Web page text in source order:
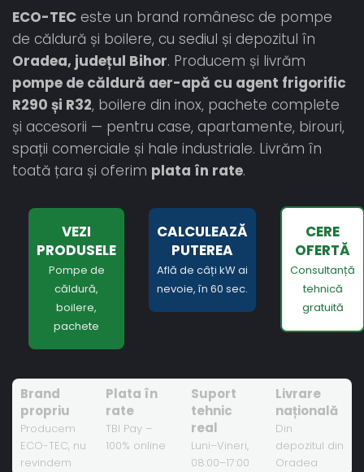
ECO-TEC este un brand românesc de pompe
de căldură și boilere, cu sediul și depozitul în
Oradea, județul Bihor. Producem și livrăm
pompe de căldură aer-apă cu agent frigorific
R290 și R32, boilere din inox, pachete complete
și accesorii — pentru case, apartamente, birouri,
spații comerciale și hale industriale. Livrăm în
toată țara și oferim plata în rate.
VEZI
PRODUSELE
Pompe de
căldură,
boilere,
pachete
CALCULEAZĂ
PUTEREA
Află de câți kW ai
nevoie, în 60 sec.
CERE
OFERTĂ
Consultanță
tehnică
gratuită
Brand
propriu
Producem
ECO-TEC, nu
revindem
Plata în
rate
TBI Pay –
100% online
Suport
tehnic
real
Luni–Vineri,
08:00–17:00
Livrare
națională
Din
depozitul din
Oradea